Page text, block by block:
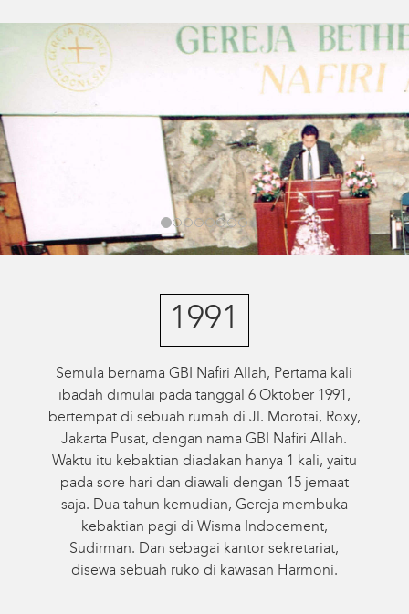
1991
Semula bernama GBI Nafiri Allah, Pertama kali
ibadah dimulai pada tanggal 6 Oktober 1991,
bertempat di sebuah rumah di Jl. Morotai, Roxy,
Jakarta Pusat, dengan nama GBI Nafiri Allah.
Waktu itu kebaktian diadakan hanya 1 kali, yaitu
pada sore hari dan diawali dengan 15 jemaat
saja. Dua tahun kemudian, Gereja membuka
kebaktian pagi di Wisma Indocement,
Sudirman. Dan sebagai kantor sekretariat,
disewa sebuah ruko di kawasan Harmoni.